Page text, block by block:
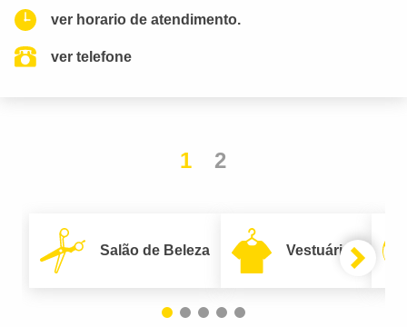
ver horario de atendimento.
ver telefone
1 2
Salão de Beleza Vestuário